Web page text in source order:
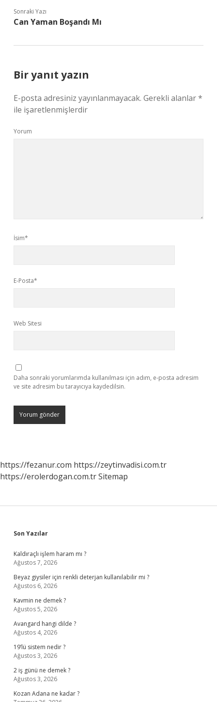
Sonraki Yazı
Can Yaman Boşandı Mı
Bir yanıt yazın
E-posta adresiniz yayınlanmayacak. Gerekli alanlar*
ile işaretlenmişlerdir
Yorum
İsim*
E-Posta*
Web Sitesi
Daha sonraki yorumlarımda kullanılması için adım, e-posta adresim
ve site adresim bu tarayıcıya kaydedilsin.
https://fezanur.com https://zeytinvadisi.com.tr
https://erolerdogan.com.trSitemap
Sidebar
Son Yazılar
Kaldıraçlı işlem haram mı ?
Ağustos 7, 2026
Beyaz giysiler için renkli deterjan kullanılabilir mi ?
Ağustos 6, 2026
Kavmin ne demek ?
Ağustos 5, 2026
Avangard hangi dilde ?
Ağustos 4, 2026
19’lü sistem nedir ?
Ağustos 3, 2026
2 iş günü ne demek ?
Ağustos 3, 2026
Kozan Adana ne kadar ?